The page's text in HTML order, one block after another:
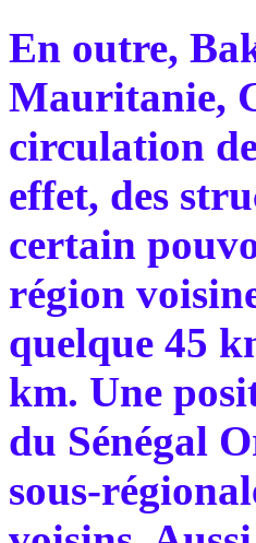
En outre,
Mauritanie,
circulation
effet, des
certain
région
quelque 45
km. Une
du Sénégal
sous-